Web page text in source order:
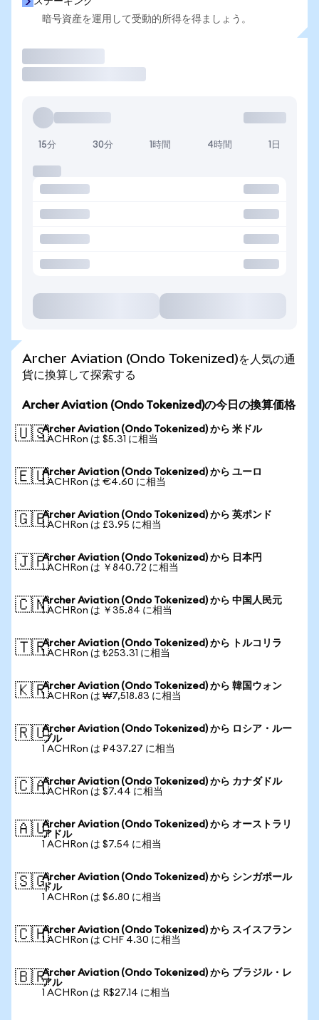
暗号資産を運用して受動的所得を得ましょう。
15分 30分 1時間 4時間 1日
Archer Aviation (Ondo Tokenized)を人気の通
貨に換算して探索する
Archer Aviation (Ondo Tokenized)の今日の換算価格
🇺🇸Archer Aviation (Ondo Tokenized) から 米ドル
1 ACHRon は $5.31 に相当
🇪🇺Archer Aviation (Ondo Tokenized) から ユーロ
1 ACHRon は €4.60 に相当
🇬🇧Archer Aviation (Ondo Tokenized) から 英ポンド
1 ACHRon は £3.95 に相当
🇯🇵Archer Aviation (Ondo Tokenized) から 日本円
1 ACHRon は ￥840.72 に相当
🇨🇳Archer Aviation (Ondo Tokenized) から 中国人民元
1 ACHRon は ￥35.84 に相当
🇹🇷Archer Aviation (Ondo Tokenized) から トルコリラ
1 ACHRon は ₺253.31 に相当
🇰🇷Archer Aviation (Ondo Tokenized) から 韓国ウォン
1 ACHRon は ₩7,518.83 に相当
🇷🇺Archer Aviation (Ondo Tokenized) から ロシア・ルー
ブル
1 ACHRon は ₽437.27 に相当
🇨🇦Archer Aviation (Ondo Tokenized) から カナダドル
1 ACHRon は $7.44 に相当
🇦🇺Archer Aviation (Ondo Tokenized) から オーストラリ
アドル
1 ACHRon は $7.54 に相当
🇸🇬Archer Aviation (Ondo Tokenized) から シンガポール
ドル
1 ACHRon は $6.80 に相当
🇨🇭Archer Aviation (Ondo Tokenized) から スイスフラン
1 ACHRon は CHF 4.30 に相当
🇧🇷Archer Aviation (Ondo Tokenized) から ブラジル・レ
アル
1 ACHRon は R$27.14 に相当